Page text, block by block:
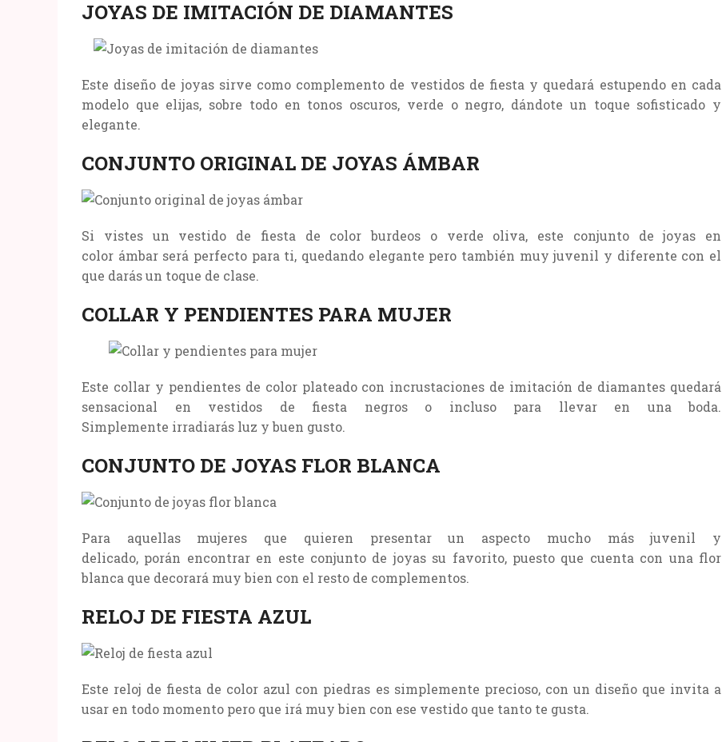
JOYAS DE IMITACIÓN DE DIAMANTES
Este diseño de joyas sirve como complemento de vestidos de fiesta y quedará estupendo en cada
modelo que elijas, sobre todo en tonos oscuros, verde o negro, dándote un toque sofisticado y
elegante.
CONJUNTO ORIGINAL DE JOYAS ÁMBAR
Si vistes un vestido de fiesta de color burdeos o verde oliva, este conjunto de joyas en
color ámbar será perfecto para ti, quedando elegante pero también muy juvenil y diferente con el
que darás un toque de clase.
COLLAR Y PENDIENTES PARA MUJER
Este collar y pendientes de color plateado con incrustaciones de imitación de diamantes quedará
sensacional en vestidos de fiesta negros o incluso para llevar en una boda.
Simplemente irradiarás luz y buen gusto.
CONJUNTO DE JOYAS FLOR BLANCA
Para aquellas mujeres que quieren presentar un aspecto mucho más juvenil y
delicado, porán encontrar en este conjunto de joyas su favorito, puesto que cuenta con una flor
blanca que decorará muy bien con el resto de complementos.
RELOJ DE FIESTA AZUL
Este reloj de fiesta de color azul con piedras es simplemente precioso, con un diseño que invita a
usar en todo momento pero que irá muy bien con ese vestido que tanto te gusta.